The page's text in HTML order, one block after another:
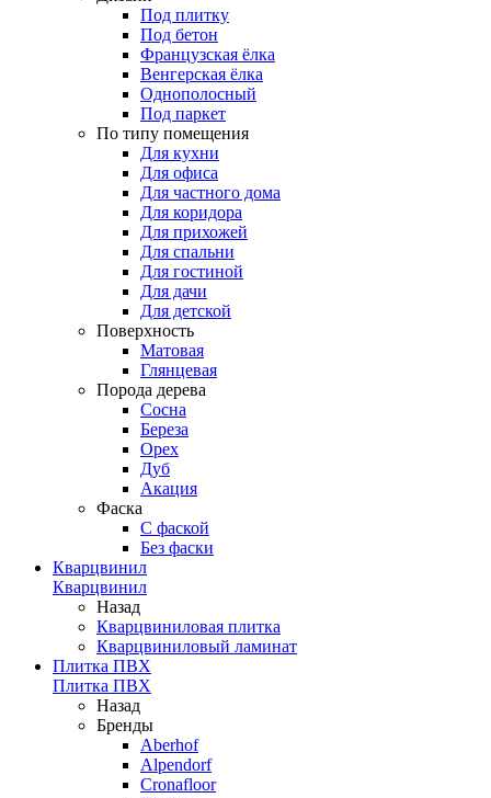
Под плитку
Под бетон
Французская ёлка
Венгерская ёлка
Однополосный
Под паркет
По типу помещения
Для кухни
Для офиса
Для частного дома
Для коридора
Для прихожей
Для спальни
Для гостиной
Для дачи
Для детской
Поверхность
Матовая
Глянцевая
Порода дерева
Сосна
Береза
Орех
Дуб
Акация
Фаска
С фаской
Без фаски
Кварцвинил
Кварцвинил
Назад
Кварцвиниловая плитка
Кварцвиниловый ламинат
Плитка ПВХ
Плитка ПВХ
Назад
Бренды
Aberhof
Alpendorf
Cronafloor